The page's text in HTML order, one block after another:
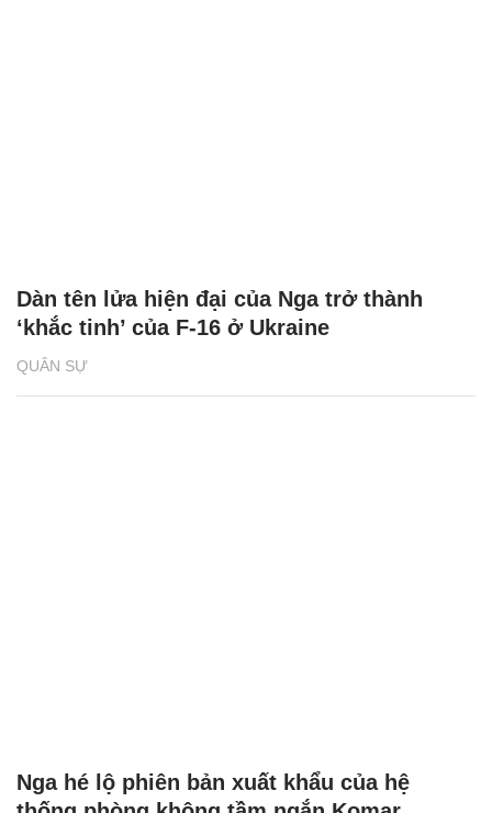
QUÂN SỰ
Dàn tên lửa hiện đại của Nga trở thành
‘khắc tinh’ của F-16 ở Ukraine
Nga hé lộ phiên bản xuất khẩu của hệ